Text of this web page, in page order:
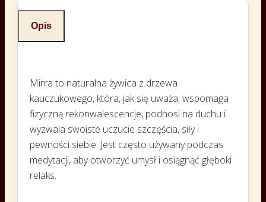
Opis
Mirra to naturalna żywica z drzewa
kauczukowego, która, jak się uważa, wspomaga
fizyczną rekonwalescencje, podnosi na duchu i
wyzwala swoiste uczucie szczęścia, siły i
pewności siebie. Jest często używany podczas
medytacji, aby otworzyć umysł i osiągnąć głęboki
relaks.